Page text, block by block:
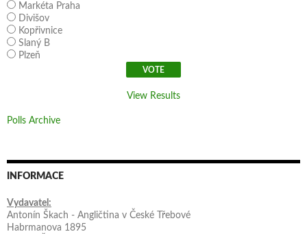
Markéta Praha
Divišov
Kopřivnice
Slaný B
Plzeň
View Results
Polls Archive
INFORMACE
Vydavatel:
Antonín Škach - Angličtina v České Třebové
Habrmanova 1895